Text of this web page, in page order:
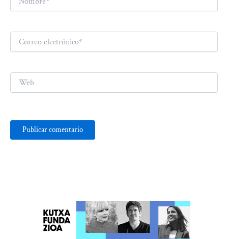
Correo
electrónico*
Web